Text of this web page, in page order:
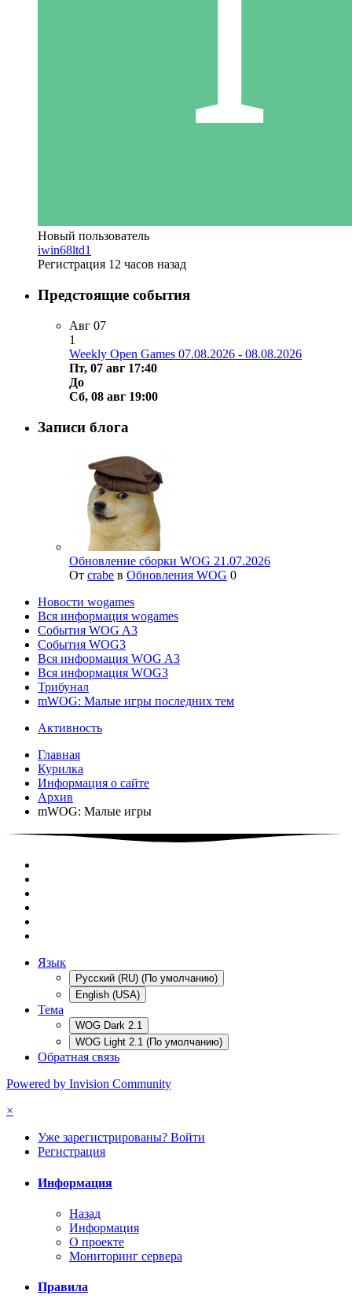
Новый пользователь
iwin68ltd1
Регистрация 12 часов назад
Предстоящие события
Авг 07
1
Weekly Open Games 07.08.2026 - 08.08.2026
Пт, 07 авг 17:40
До
Сб, 08 авг 19:00
Записи блога
Обновление сборки WOG 21.07.2026
От crabe в Обновления WOG 0
Новости wogames
Вся информация wogames
События WOG A3
События WOG3
Вся информация WOG A3
Вся информация WOG3
Трибунал
mWOG: Малые игры последних тем
Активность
Главная
Курилка
Информация о сайте
Архив
mWOG: Малые игры
Язык
Русский (RU) (По умолчанию)
English (USA)
Тема
WOG Dark 2.1
WOG Light 2.1 (По умолчанию)
Обратная связь
Powered by Invision Community
×
Уже зарегистрированы? Войти
Регистрация
Информация
Назад
Информация
О проекте
Мониторинг сервера
Правила